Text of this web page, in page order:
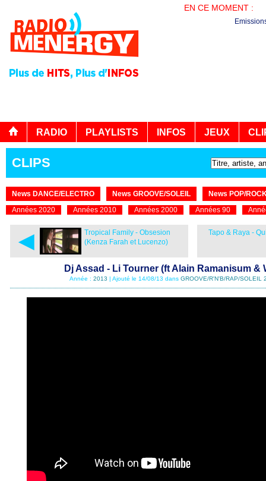
EN CE MOMENT :
RADIO PLAYLISTS INFOS JEUX
CLIPS
News DANCE/ELECTRO News GROOVE/SOLEIL
News POP/
Années 2020
Années 2010 Années 2000 Années 90
◄
Tropical Family - Obsesion
(Kenza Farah et Lucenzo)
Tapo & Raya -
Dj Assad - Li Tourner (ft Alain Ramanisum &
Année : 2013 | Ajouté le 14/08/13 dans GROOVE/R'N'B/RAP/SOLEIL